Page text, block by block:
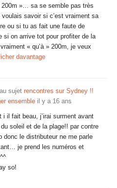
200m »… sa se semble pas très
voulais savoir si c’est vraiment sa
ou si tu as fait une faute de
si on arrive tot pour profiter de la
« qu’à » 200m, je veux
davantage
sujet rencontres sur Sydney !!
ensemble il y a 16 ans
i il fait beau, j’irai surment avant
soleil et de la plage!! par contre
donc le distributeur ne me parle
je prend les numéros et
so!